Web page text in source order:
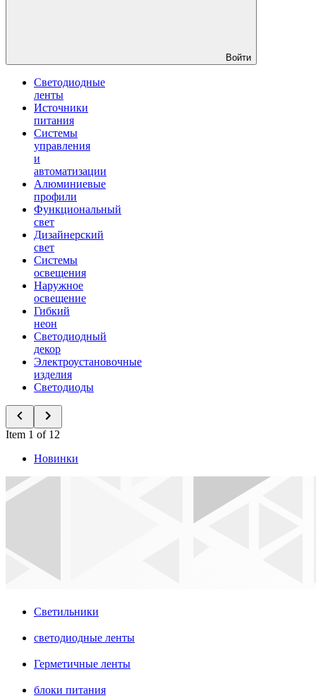
Войти
Светодиодные
ленты
Источники
питания
Системы
управления
и
автоматизации
Алюминиевые
профили
Функциональный
свет
Дизайнерский
свет
Системы
освещения
Наружное
освещение
Гибкий
неон
Светодиодный
декор
Электроустановочные
изделия
Светодиоды
Item 1 of 12
Новинки
Светильники
светодиодные ленты
Герметичные ленты
блоки питания